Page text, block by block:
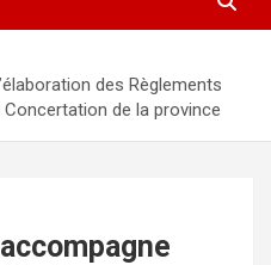
des Règlements
Concertation de la province